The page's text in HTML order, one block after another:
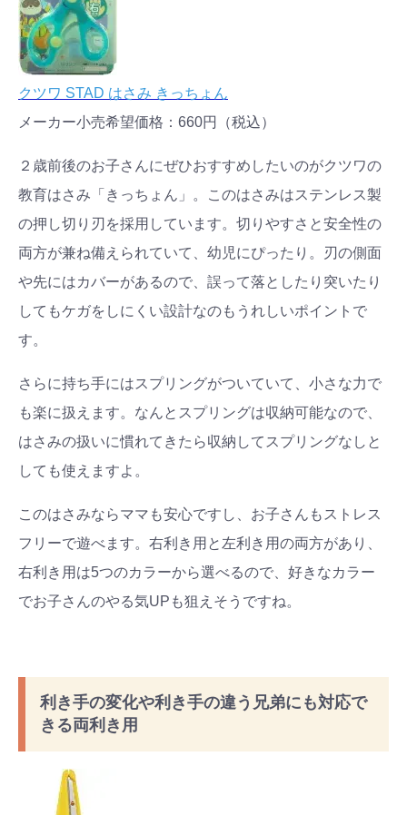
クツワ STAD はさみ きっちょん
メーカー小売希望価格：660円（税込）
２歳前後のお子さんにぜひおすすめしたいのがクツワの
教育はさみ「きっちょん」。このはさみはステンレス製
の押し切り刃を採用しています。切りやすさと安全性の
両方が兼ね備えられていて、幼児にぴったり。刃の側面
や先にはカバーがあるので、誤って落としたり突いたり
してもケガをしにくい設計なのもうれしいポイントで
す。
さらに持ち手にはスプリングがついていて、小さな力で
も楽に扱えます。なんとスプリングは収納可能なので、
はさみの扱いに慣れてきたら収納してスプリングなしと
しても使えますよ。
このはさみならママも安心ですし、お子さんもストレス
フリーで遊べます。右利き用と左利き用の両方があり、
右利き用は5つのカラーから選べるので、好きなカラー
でお子さんのやる気UPも狙えそうですね。
利き手の変化や利き手の違う兄弟にも対応で
きる両利き用
#出産準備
#離乳食